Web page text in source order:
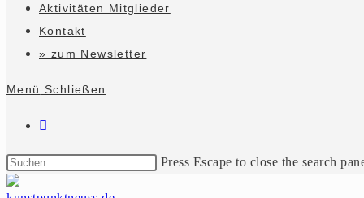
Aktivitäten Mitglieder
Kontakt
» zum Newsletter
Menü Schließen
Press Escape to close the search